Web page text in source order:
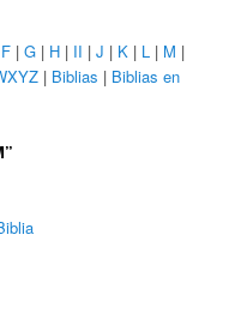
F |G | H | II |J | K | L | M |
| Biblias | Biblias en